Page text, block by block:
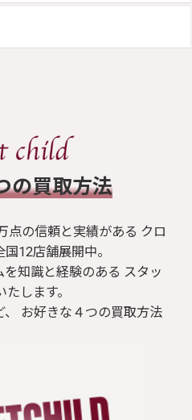
の買取方法
点の信頼と実績がある クロ
12店舗展開中。
知識と経験のある スタッ
します。
お好きな４つの買取方法